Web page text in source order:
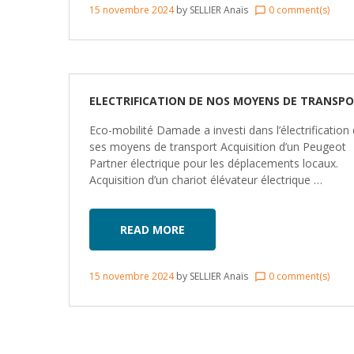
15 novembre 2024 by SELLIER Anaïs chat_bubble_outline 0 comment(s)
ELECTRIFICATION DE NOS MOYENS DE
Eco-mobilité Damade a investi dans l’électrification
ses moyens de transport Acquisition d’un Peugeot
Partner électrique pour les déplacements locaux.
Acquisition d’un chariot élévateur électrique …
READ MORE
15 novembre 2024 by SELLIER Anaïs chat_bubble_outline 0 comment(s)